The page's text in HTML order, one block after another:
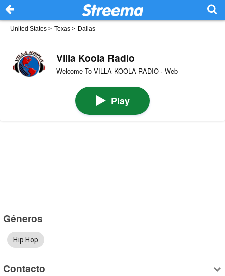
United States > Texas > Dallas
Villa Koola Radio
Welcome To VILLA KOOLA RADIO · Web
Play
Géneros
Hip Hop
Contacto